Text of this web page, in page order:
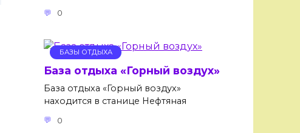
0
БАЗЫ ОТДЫХА
База отдыха «Горный воздух»
База отдыха «Горный воздух»
находится в станице Нефтяная
0